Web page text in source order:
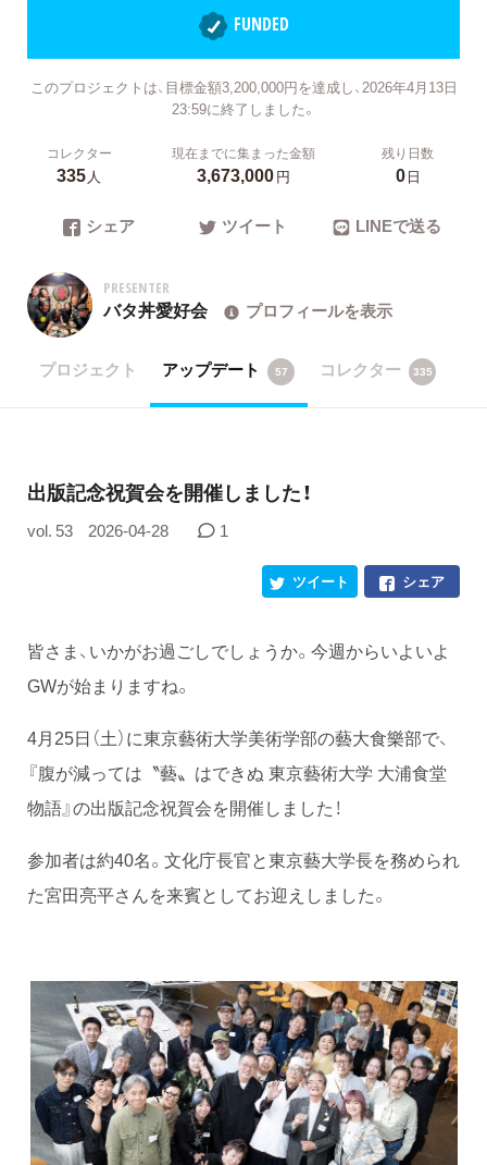
FUNDED
このプロジェクトは、目標金額3,200,000円を達成し、2026年4月13日
23:59に終了しました。
コレクター
335人
現在までに集まった金額
3,673,000円
残り日数
0日
シェア ツイート LINEで送る
PRESENTER
バタ丼愛好会 プロフィールを表示
プロジェクト アップデート 57 コレクター 335
出版記念祝賀会を開催しました！
vol. 53 2026-04-28 1
シェア
ツイート
皆さま、いかがお過ごしでしょうか。今週からいよいよ
GWが始まりますね。
4月25日（土）に東京藝術大学美術学部の藝大食樂部で、
『腹が減っては〝藝〟はできぬ 東京藝術大学 大浦食堂
物語』の出版記念祝賀会を開催しました！
参加者は約40名。文化庁長官と東京藝大学長を務められ
た宮田亮平さんを来賓としてお迎えしました。